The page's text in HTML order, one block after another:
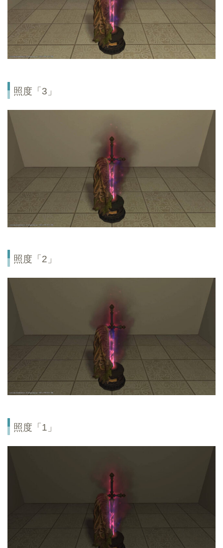
照度「3」
照度「2」
照度「1」